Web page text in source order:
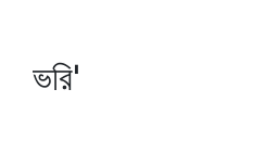
শূন্য
ভরি'
পতন-